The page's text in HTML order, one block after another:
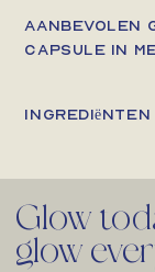
Aanbevolen
capsule in
Ingrediënten
Glow
glow